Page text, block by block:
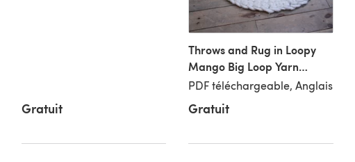
Gratuit
Throws and Rug in Loopy
Mango Big Loop Yarn
Merino
PDF téléchargeable, Anglais
Gratuit